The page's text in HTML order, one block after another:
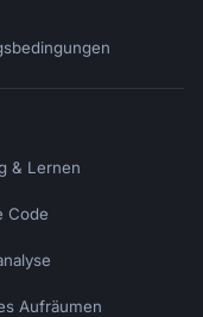
& Lernen
Code
Aufräumen